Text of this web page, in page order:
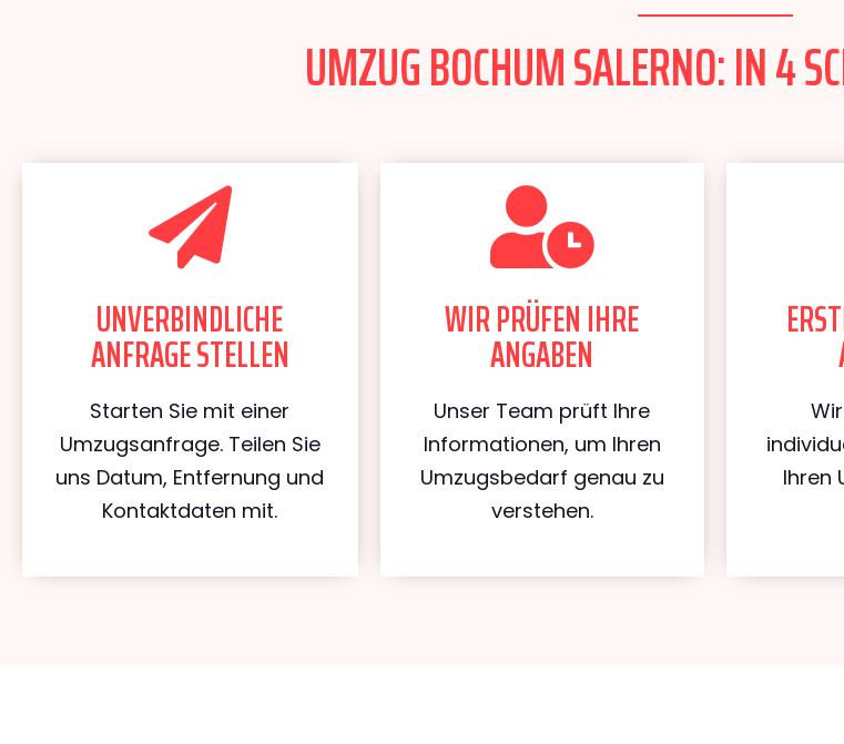
UMZUG BOCHUM SALERNO: IN 4
UNVERBINDLICHE
ANFRAGE STELLEN
Starten Sie mit einer
Umzugsanfrage. Teilen Sie
uns Datum, Entfernung und
Kontaktdaten mit.
WIR PRÜFEN IHRE
ANGABEN
Unser Team prüft Ihre
Informationen, um Ihren
Umzugsbedarf genau zu
verstehen.
Ihren